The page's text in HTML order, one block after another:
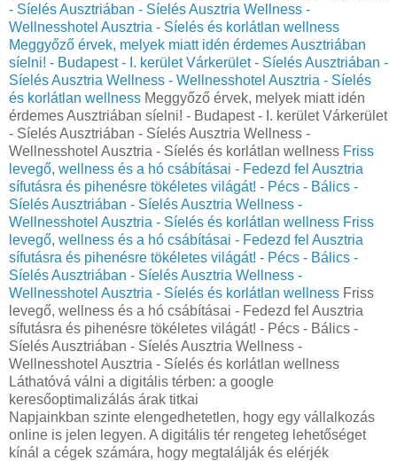
- Síelés Ausztriában - Síelés Ausztria Wellness -
Wellnesshotel Ausztria - Síelés és korlátlan wellness
Meggyőző érvek, melyek miatt idén érdemes Ausztriában
síelni! - Budapest - I. kerület Várkerület - Síelés Ausztriában -
Síelés Ausztria Wellness - Wellnesshotel Ausztria - Síelés
és korlátlan wellness Meggyőző érvek, melyek miatt idén
érdemes Ausztriában síelni! - Budapest - I. kerület Várkerület
- Síelés Ausztriában - Síelés Ausztria Wellness -
Wellnesshotel Ausztria - Síelés és korlátlan wellness Friss
levegő, wellness és a hó csábításai - Fedezd fel Ausztria
sífutásra és pihenésre tökéletes világát! - Pécs - Bálics -
Síelés Ausztriában - Síelés Ausztria Wellness -
Wellnesshotel Ausztria - Síelés és korlátlan wellness Friss
levegő, wellness és a hó csábításai - Fedezd fel Ausztria
sífutásra és pihenésre tökéletes világát! - Pécs - Bálics -
Síelés Ausztriában - Síelés Ausztria Wellness -
Wellnesshotel Ausztria - Síelés és korlátlan wellness Friss
levegő, wellness és a hó csábításai - Fedezd fel Ausztria
sífutásra és pihenésre tökéletes világát! - Pécs - Bálics -
Síelés Ausztriában - Síelés Ausztria Wellness -
Wellnesshotel Ausztria - Síelés és korlátlan wellness
Láthatóvá válni a digitális térben: a google
keresőoptimalizálás árak titkai
Napjainkban szinte elengedhetetlen, hogy egy vállalkozás
online is jelen legyen. A digitális tér rengeteg lehetőséget
kínál a cégek számára, hogy megtalálják és elérjék